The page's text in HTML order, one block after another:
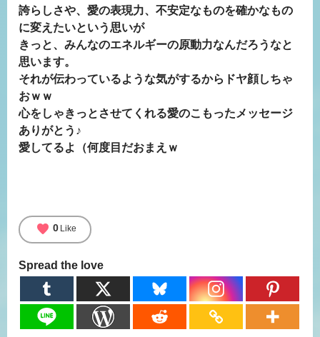
誇らしさや、愛の表現力、不安定なものを確かなもの
に変えたいという思いが
きっと、みんなのエネルギーの原動力なんだろうなと
思います。
それが伝わっているような気がするからドヤ顔しちゃ
おｗｗ
心をしゃきっとさせてくれる愛のこもったメッセージ
ありがとう♪
愛してるよ（何度目だおまえｗ
favorite 0 Like
Spread the love